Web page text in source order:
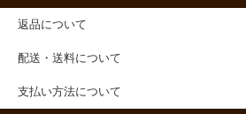
返品について
配送・送料について
支払い方法について